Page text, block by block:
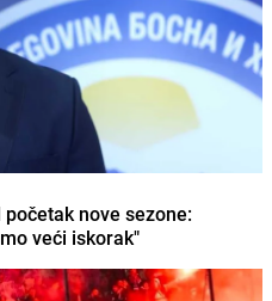
nove sezone:
veći iskorak"